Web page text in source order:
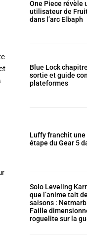
One Piece révèle
utilisateur de
dans l’arc Elbaph
Blue Lock
sortie et guide
plateformes
Luffy franchit une
étape du Gear 5
Solo Leveling
que l’anime tait
saisons :
Faille
roguelite sur la